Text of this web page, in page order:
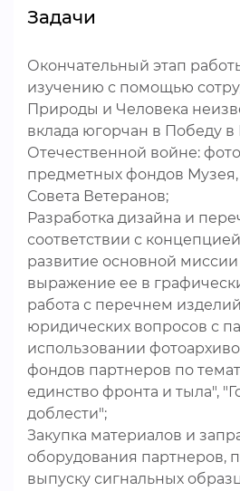
Задачи
Окончательный этап
изучению с помощью
Природы и Человека
вклада югорчан в Победу в
Отечественной войне:
предметных фондов
Совета Ветеранов;
Разработка дизайна и
соответствии с
развитие основной
выражение ее в
работа с перечнем
юридических вопросов с
использовании
фондов партнеров по
единство фронта и тыла",
доблести";
Закупка материалов и
оборудования партнеров,
выпуску сигнальных